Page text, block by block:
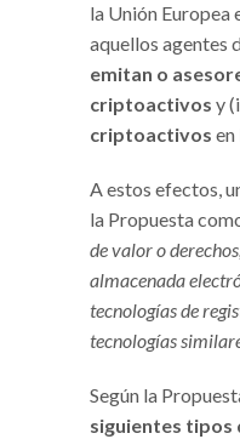
la Unión Europea
aquellos agentes
emitan o
criptoactivos y
criptoactivos en
A estos efectos,
la Propuesta
de valor o
almacenada
tecnologías de
tecnologías
Según la
siguientes